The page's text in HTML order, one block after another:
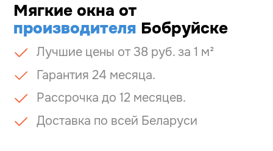
Мягкие окна от
производителя Бобруйске
Лучшие цены от 38 руб. за 1 м²
Гарантия 24 месяца.
Рассрочка до 12 месяцев.
Доставка по всей Беларуси